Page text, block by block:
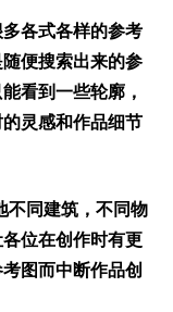
各式各样的参考
便搜索出来的参
看到一些轮廓，
灵感和作品细节
不同建筑，不同物
位在创作时有更
图而中断作品创